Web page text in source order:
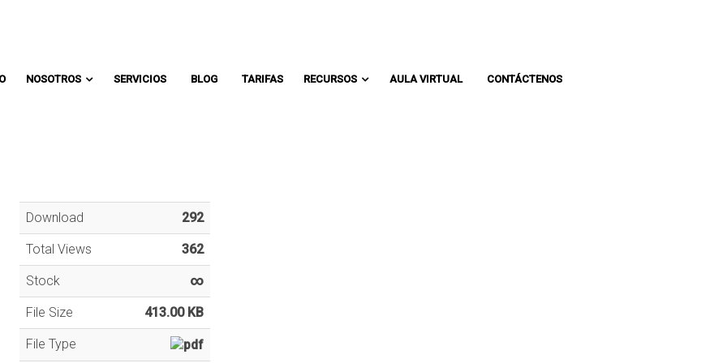
NOSOTROS SERVICIOS BLOG TARIFAS RECURSOS AULA VIRTUAL CONTÁCTENOS
Download 292
Total Views 362
Stock ∞
File Size 413.00 KB
File Type